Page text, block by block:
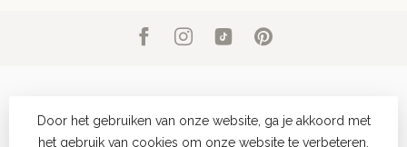
Door het gebruiken van onze website, ga je akkoord met
het gebruik van cookies om onze website te verbeteren.